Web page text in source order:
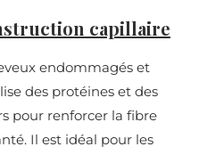
capillaire
endommagés et
des protéines et des
pour renforcer la fibre
Il est idéal pour les